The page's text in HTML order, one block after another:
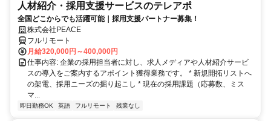
人材紹介・採用支援サービスのテレアポ
全国どこからでも活躍可能｜採用支援パートナー募集！
株式会社PEACE
フルリモート
月給320,000円～400,000円
仕事内容: 企業の採用担当者に対し、求人メディアや人材紹介サービ
スの導入をご案内するアポイント獲得業務です。 * 新規開拓リストへ
の架電、採用ニーズの掘り起こし * 現在の採用課題（応募数、ミス
マ...
即日勤務OK 英語 フルリモート 残業なし